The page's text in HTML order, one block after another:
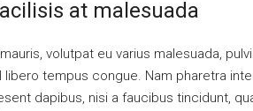
at malesuada
volutpat eu varius malesuada,
tempus congue. Nam pharetra
dapibus, nisi a faucibus tincidunt,